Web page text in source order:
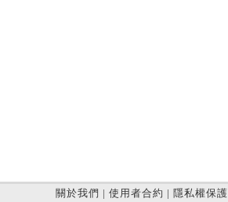
關於我們 | 使用者合約 | 隱私權保護